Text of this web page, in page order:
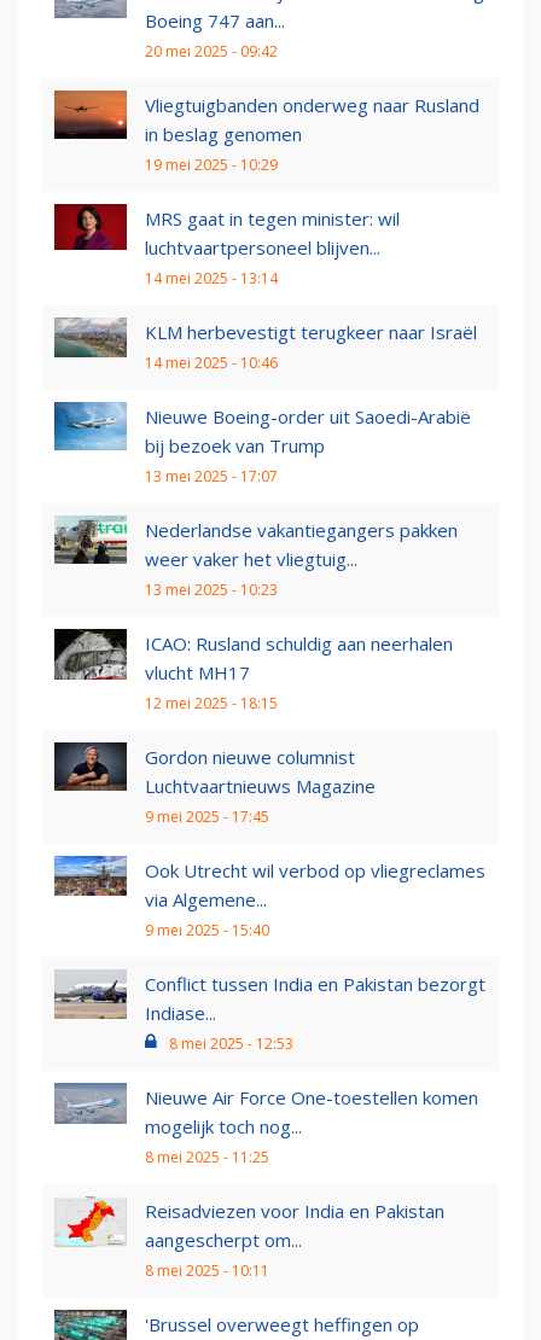
Boeing 747 aan...
20 mei 2025 - 09:42
Vliegtuigbanden onderweg naar Rusland
in beslag genomen
19 mei 2025 - 10:29
MRS gaat in tegen minister: wil
luchtvaartpersoneel blijven...
14 mei 2025 - 13:14
KLM herbevestigt terugkeer naar Israël
14 mei 2025 - 10:46
Nieuwe Boeing-order uit Saoedi-Arabië
bij bezoek van Trump
13 mei 2025 - 17:07
Nederlandse vakantiegangers pakken
weer vaker het vliegtuig...
13 mei 2025 - 10:23
ICAO: Rusland schuldig aan neerhalen
vlucht MH17
12 mei 2025 - 18:15
Gordon nieuwe columnist
Luchtvaartnieuws Magazine
9 mei 2025 - 17:45
Ook Utrecht wil verbod op vliegreclames
via Algemene...
9 mei 2025 - 15:40
Conflict tussen India en Pakistan bezorgt
Indiase...
8 mei 2025 - 12:53
Nieuwe Air Force One-toestellen komen
mogelijk toch nog...
8 mei 2025 - 11:25
Reisadviezen voor India en Pakistan
aangescherpt om...
8 mei 2025 - 10:11
'Brussel overweegt heffingen op